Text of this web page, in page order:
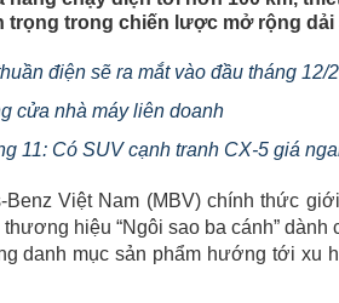
trong chiến lược mở rộng dải
điện sẽ ra mắt vào đầu tháng 12/
cửa nhà máy liên doanh
11: Có SUV cạnh tranh CX-5 giá
Benz Việt Nam (MBV) chính thức
hiệu “Ngôi sao ba cánh”
danh mục sản phẩm hướng tới xu